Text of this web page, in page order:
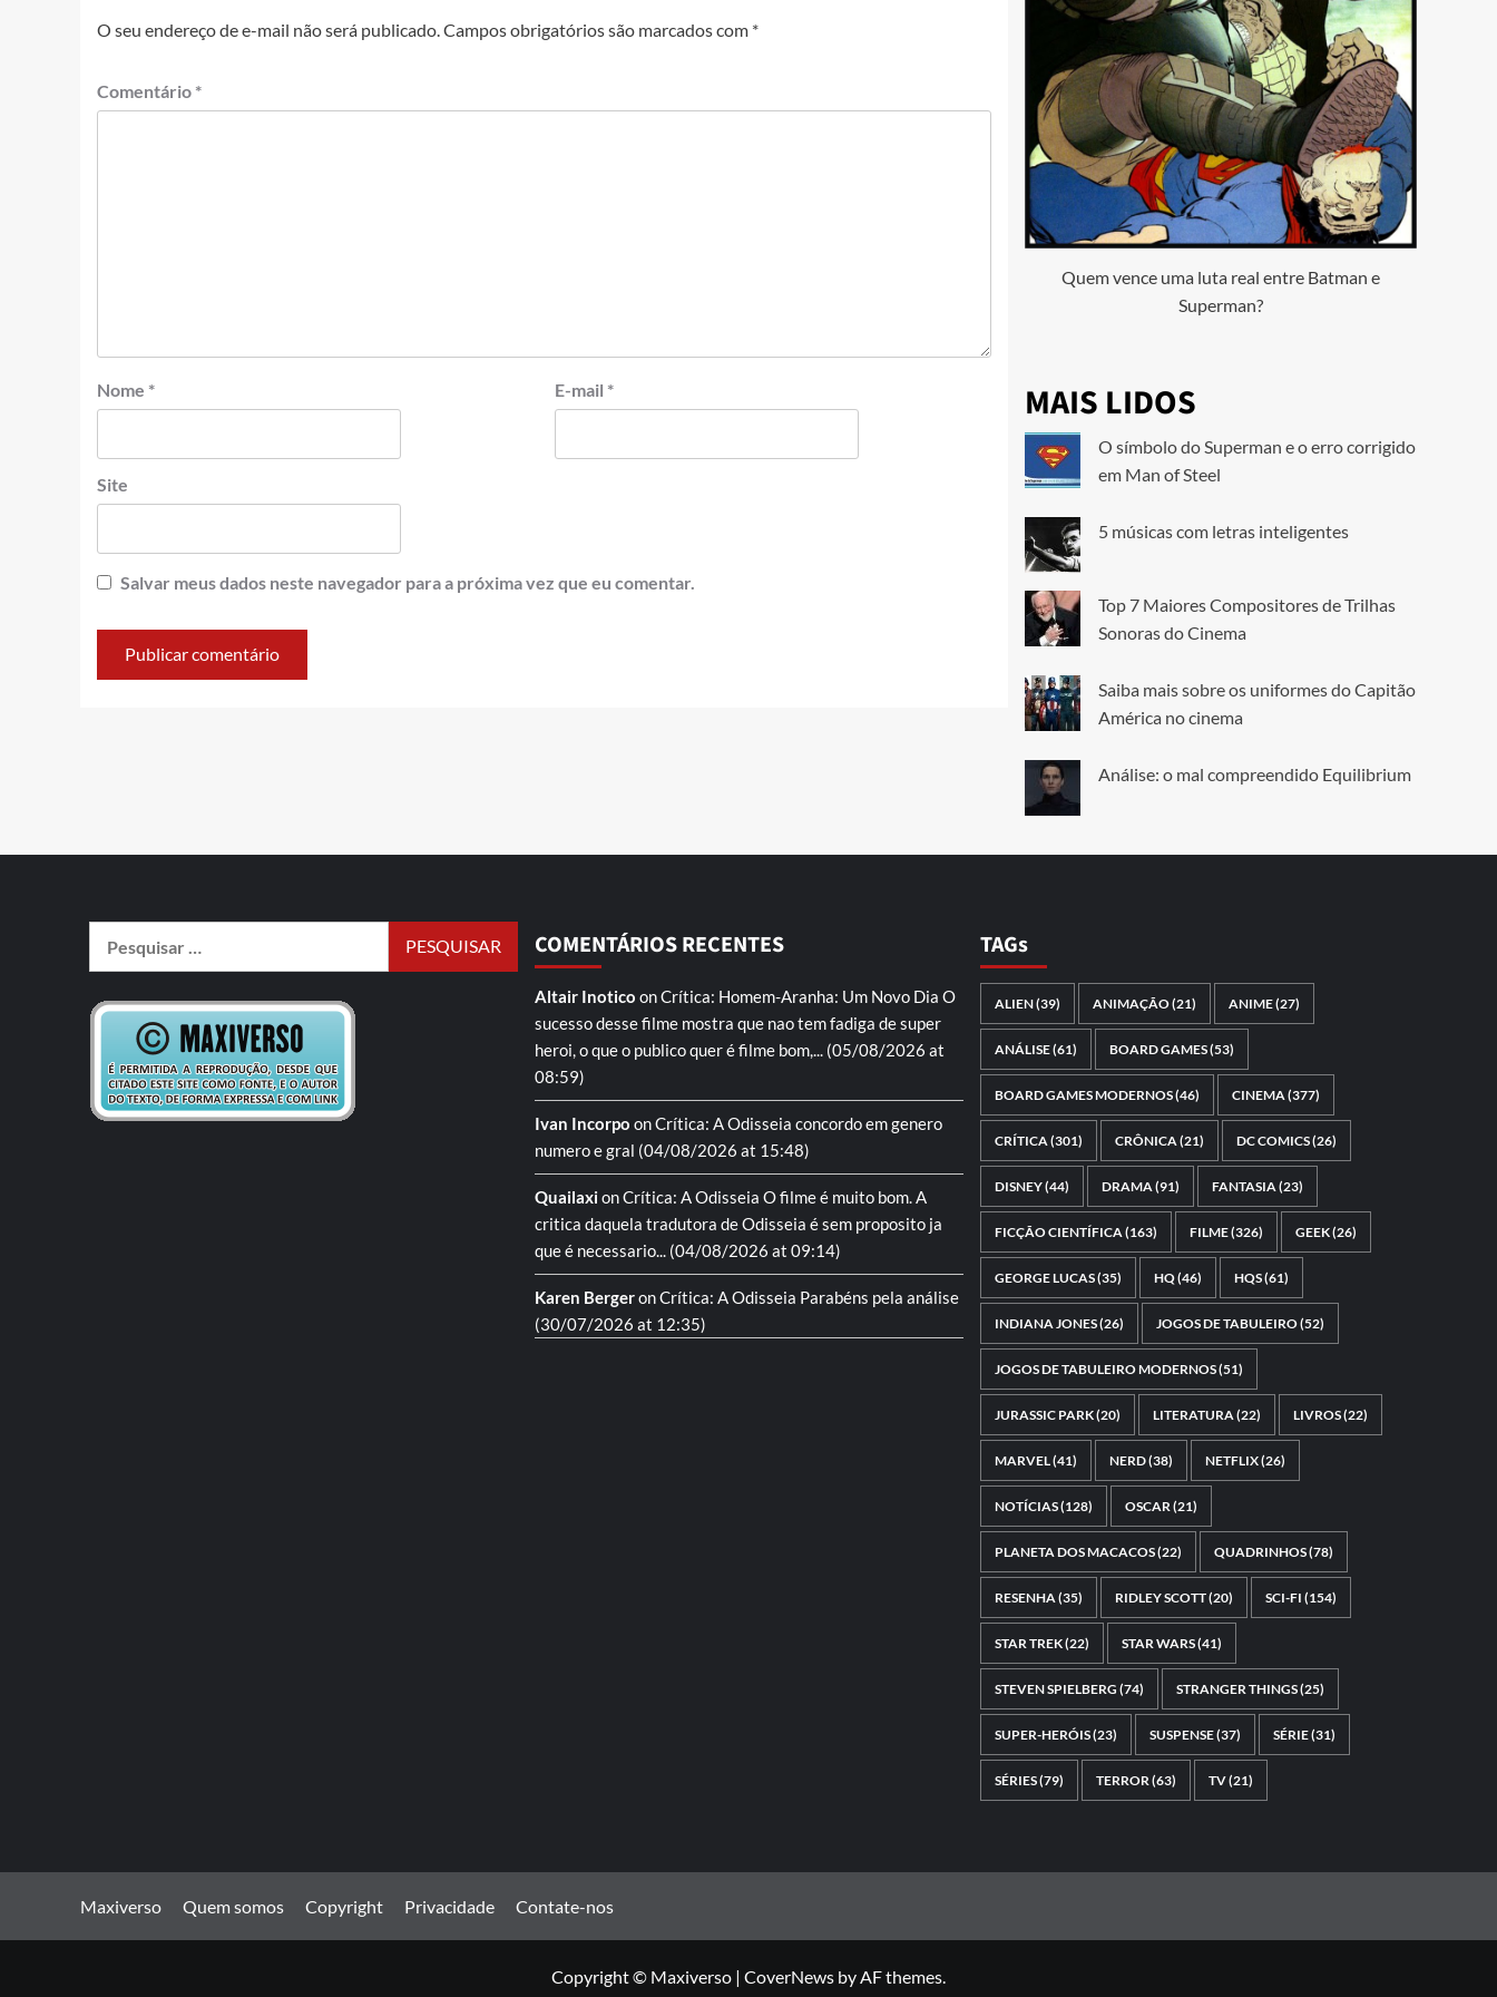
O seu endereço de e-mail não será publicado.Campos obrigatórios são marcados com *
Comentário *
Nome * E-mail *
Site
Salvar meus dados neste navegador para a próxima vez que eu comentar.
Quem vence uma luta real entre Batman e
Superman?
MAIS LIDOS
O símbolo do Superman e o erro corrigido
em Man of Steel
5 músicas com letras inteligentes
Top 7 Maiores Compositores de Trilhas
Sonoras do Cinema
Saiba mais sobre os uniformes do Capitão
América no cinema
Análise: o mal compreendido Equilibrium
COMENTÁRIOS RECENTES
Altair Inotico onCrítica: Homem-Aranha: Um Novo Dia O
sucesso desse filme mostra que nao tem fadiga de super
heroi, o que o publico quer é filme bom,... (05/08/2026 at
08:59)
Ivan Incorpo onCrítica: A Odisseia concordo em genero
numero e gral (04/08/2026 at 15:48)
QuailaxionCrítica: A Odisseia O filme é muito bom. A
critica daquela tradutora de Odisseia é sem proposito ja
que é necessario... (04/08/2026 at 09:14)
Karen BergeronCrítica: A Odisseia Parabéns pela análise
(30/07/2026 at 12:35)
TAGs
ALIEN(39) ANIMAÇÃO(21) ANIME(27)
ANÁLISE(61) BOARD GAMES(53)
BOARD GAMES MODERNOS(46) CINEMA (377)
CRÍTICA (301) CRÔNICA (21) DC COMICS(26)
DISNEY(44) DRAMA (91) FANTASIA (23)
FICÇÃO CIENTÍFICA (163) FILME(326) GEEK(26)
GEORGE LUCAS(35) HQ(46) HQS(61)
INDIANA JONES(26) JOGOS DE TABULEIRO(52)
JOGOS DE TABULEIRO MODERNOS(51)
JURASSIC PARK(20) LITERATURA (22) LIVROS(22)
MARVEL(41) NERD(38) NETFLIX(26)
NOTÍCIAS(128) OSCAR (21)
PLANETA DOS MACACOS(22) QUADRINHOS(78)
RESENHA (35) RIDLEY SCOTT(20) SCI-FI (154)
STAR TREK(22) STAR WARS(41)
STEVEN SPIELBERG (74) STRANGER THINGS(25)
SUPER-HERÓIS(23) SUSPENSE(37) SÉRIE(31)
SÉRIES(79) TERROR (63) TV(21)
Maxiverso Quem somos Copyright Privacidade Contate-nos
Copyright © Maxiverso | CoverNews by AF themes.